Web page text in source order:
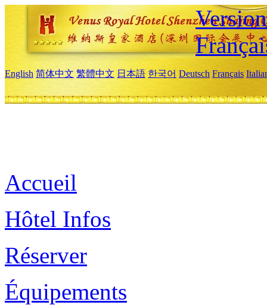
English 简体中文 繁體中文 日本語 한국어 Deutsch Français
Accueil
Hôtel Infos
Réserver
Équipements